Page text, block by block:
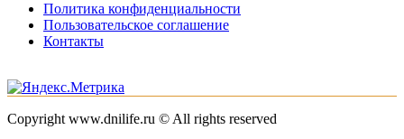
Политика конфиденциальности
Пользовательское соглашение
Контакты
Copyright www.dnilife.ru © All rights reserved